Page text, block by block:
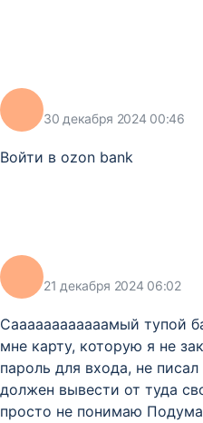
30 декабря 2024 00:46
Войти в ozon bank
21 декабря 2024 06:02
Саааааааааааамый тупой
мне карту, которую я не
пароль для входа, не
должен вывести от туда
просто не понимаю